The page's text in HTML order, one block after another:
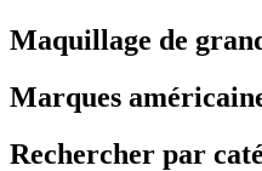
Maquillage de
Marques
Rechercher par